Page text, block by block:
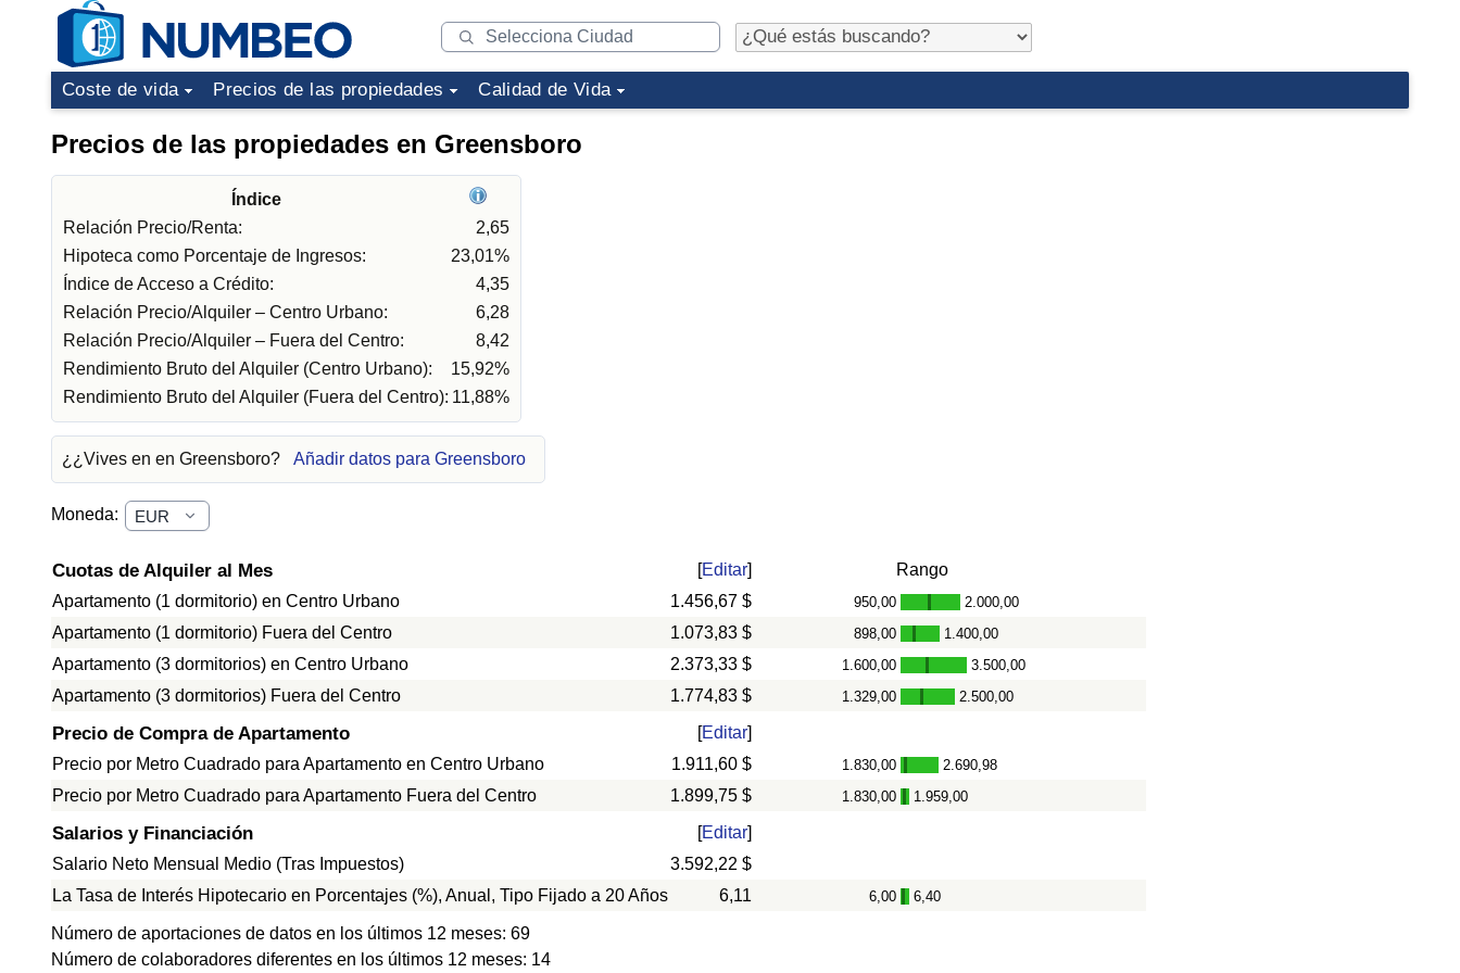
Coste de vida Precios de las propiedades Calidad de Vida
Precios de las propiedades en Greensboro
Índice
Relación Precio/Renta:
2,65
Hipoteca como Porcentaje de Ingresos:
23,01%
Índice de Acceso a Crédito:
4,35
Relación Precio/Alquiler – Centro Urbano:
6,28
Relación Precio/Alquiler – Fuera del Centro:
8,42
Rendimiento Bruto del Alquiler (Centro Urbano):
15,92%
Rendimiento Bruto del Alquiler (Fuera del Centro): 11,88%
¿¿Vives en en Greensboro? Añadir datos para Greensboro
Moneda:
Cuotas de Alquiler al Mes [Editar]
Rango
Apartamento (1 dormitorio) en Centro Urbano
1.456,67 $ 950,00 - 2.000,00
Apartamento (1 dormitorio) Fuera del Centro 1.073,83 $ 898,00 - 1.400,00
Apartamento (3 dormitorios) en Centro Urbano 2.373,33 $ 1.600,00 - 3.500,00
Apartamento (3 dormitorios) Fuera del Centro 1.774,83 $ 1.329,00 - 2.500,00
Precio de Compra de Apartamento [Editar]
Precio por Metro Cuadrado para Apartamento en Centro Urbano
1.911,60 $ 1.830,00 - 2.690,98
Precio por Metro Cuadrado para Apartamento Fuera del Centro 1.899,75 $ 1.830,00 - 1.959,00
Salarios y Financiación [Editar]
Salario Neto Mensual Medio (Tras Impuestos)
3.592,22 $
La Tasa de Interés Hipotecario en Porcentajes (%), Anual, Tipo Fijado a 20 Años
6,11 6,00 - 6,40
Número de aportaciones de datos en los últimos 12 meses: 69
Número de colaboradores diferentes en los últimos 12 meses: 14